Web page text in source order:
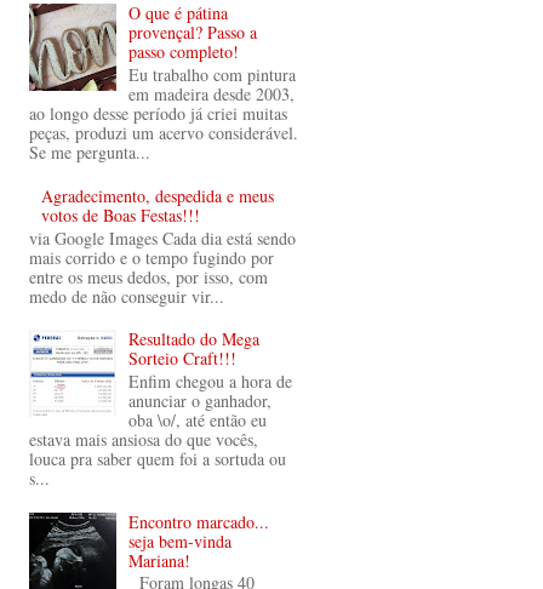
O que é pátina
provençal? Passo a
passo completo!
Eu trabalho com pintura
em madeira desde 2003,
ao longo desse período já criei muitas
peças, produzi um acervo considerável.
Se me pergunta...
Agradecimento, despedida e meus
votos de Boas Festas!!!
via Google Images Cada dia está sendo
mais corrido e o tempo fugindo por
entre os meus dedos, por isso, com
medo de não conseguir vir...
Resultado do Mega
Sorteio Craft!!!
Enfim chegou a hora de
anunciar o ganhador,
oba \o/, até então eu
estava mais ansiosa do que vocês,
louca pra saber quem foi a sortuda ou
s...
Encontro marcado...
seja bem-vinda
Mariana!
Foram longas 40